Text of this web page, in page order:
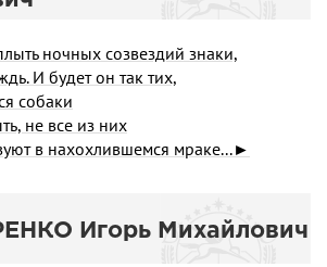
ночных созвездий знаки,
И будет он так тих,
собаки
не все из них
в нахохлившемся мраке...►
Игорь Михайлович